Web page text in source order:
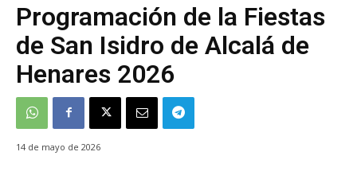
Programación de la Fiestas
de San Isidro de Alcalá de
Henares 2026
14 de mayo de 2026